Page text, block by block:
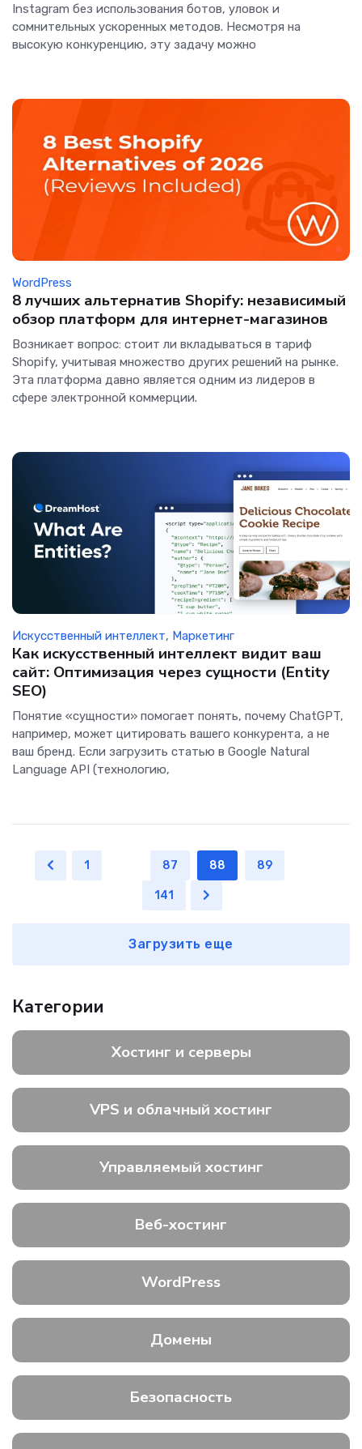
Instagram без использования ботов, уловок и
сомнительных ускоренных методов. Несмотря на
высокую конкуренцию, эту задачу можно
WordPress
8 лучших альтернатив Shopify: независимый
обзор платформ для интернет-магазинов
Возникает вопрос: стоит ли вкладываться в тариф
Shopify, учитывая множество других решений на рынке.
Эта платформа давно является одним из лидеров в
сфере электронной коммерции.
Искусственный интеллект, Маркетинг
Как искусственный интеллект видит ваш
сайт: Оптимизация через сущности (Entity
SEO)
Понятие «сущности» помогает понять, почему ChatGPT,
например, может цитировать вашего конкурента, а не
ваш бренд. Если загрузить статью в Google Natural
Language API (технологию,
1 87 88 89
141
Загрузить еще
Категории
Хостинг и серверы
VPS и облачный хостинг
Управляемый хостинг
Веб-хостинг
WordPress
Домены
Безопасность